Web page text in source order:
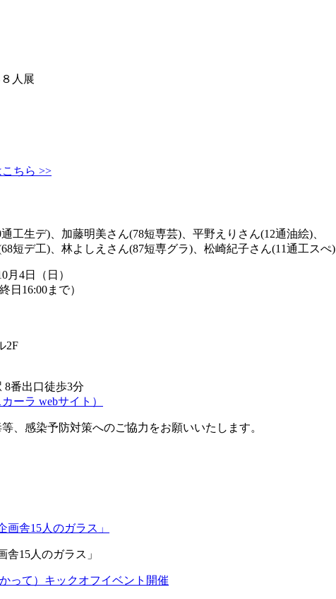
人展
ちら >>
工生デ)、加藤明美さん(78短専芸)、平野えりさん(12通油絵)、
短デ工)、林よしえさん(87短専グラ)、松崎紀子さん(11通工スぺ)
月4日（日）
日16:00まで）
2F
番出口徒歩3分
ーラ webサイト）
、感染予防対策へのご協力をお願いいたします。
舎15人のガラス」